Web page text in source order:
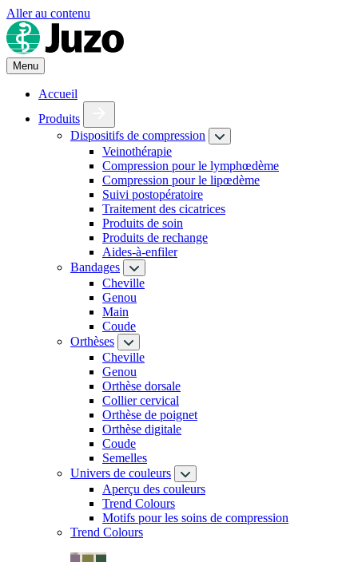
Aller au contenu
Menu
Accueil
Produits
Dispositifs de compression
Veinothérapie
Compression pour le lymphœdème
Compression pour le lipœdème
Suivi postopératoire
Traitement des cicatrices
Produits de soin
Produits de rechange
Aides-à-enfiler
Bandages
Cheville
Genou
Main
Coude
Orthèses
Cheville
Genou
Orthèse dorsale
Collier cervical
Orthèse de poignet
Orthèse digitale
Coude
Semelles
Univers de couleurs
Aperçu des couleurs
Trend Colours
Motifs pour les soins de compression
Trend Colours